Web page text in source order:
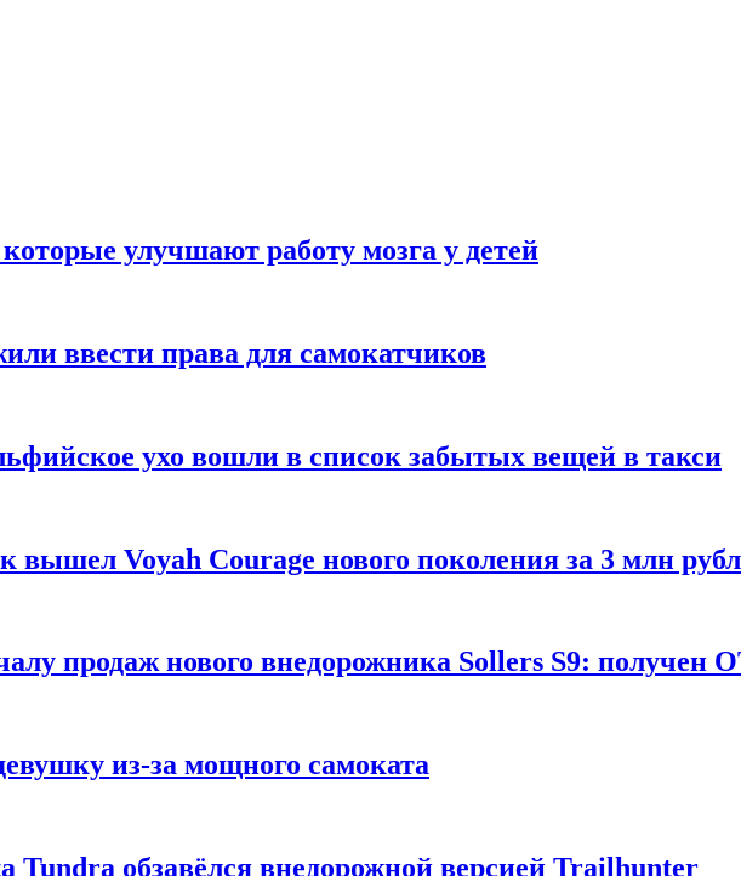
улучшают работу мозга у детей
ввести права для самокатчиков
ухо вошли в список забытых вещей в такси
вышел Voyah Courage нового поколения за 3 млн
продаж нового внедорожника Sollers S9: получен
из-за мощного самоката
Tundra обзавёлся внедорожной версией Trailhunter